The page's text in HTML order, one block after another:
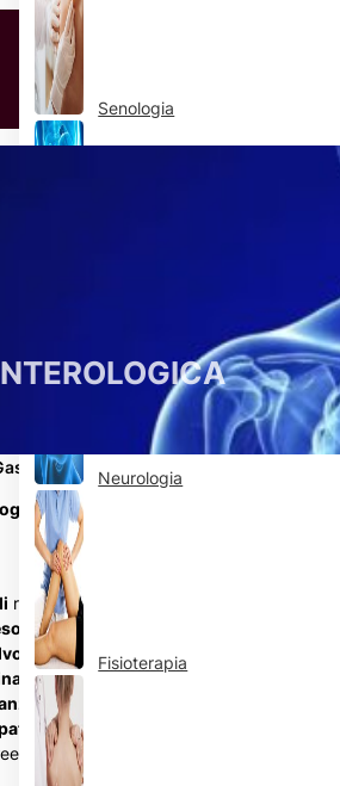
Senologia
Neurologia
Fisioterapia
è un consulto specialistico volto a
ricorrenti o difficoltà digestive
, acidità o rigurgiti frequenti
(diarrea, stipsi o sangue nelle feci)
, nausea o vomito inspiegabili
(es. al lattosio o glutine)
croniche
per tumori digestivi, es.